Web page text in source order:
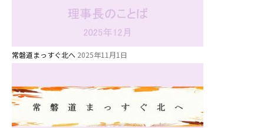
常磐道まっすぐ北へ 2025年11月1日
社会福祉法人野田福祉会